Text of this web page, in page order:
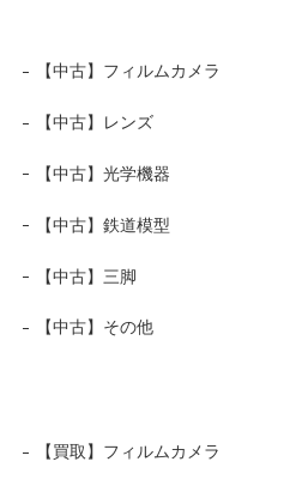
【中古】フィルムカメラ
【中古】レンズ
【中古】光学機器
【中古】鉄道模型
【中古】三脚
【中古】その他
【買取】フィルムカメラ